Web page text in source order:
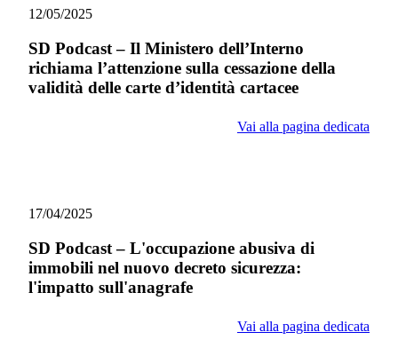
12/05/2025
SD Podcast – Il Ministero dell’Interno
richiama l’attenzione sulla cessazione della
validità delle carte d’identità cartacee
Vai alla pagina dedicata
17/04/2025
SD Podcast – L'occupazione abusiva di
immobili nel nuovo decreto sicurezza:
l'impatto sull'anagrafe
Vai alla pagina dedicata